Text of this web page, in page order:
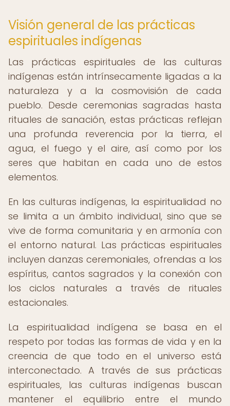
Visión general de las prácticas
espirituales indígenas
Las prácticas espirituales de las culturas
indígenas están intrínsecamente ligadas a la
naturaleza y a la cosmovisión de cada
pueblo. Desde ceremonias sagradas hasta
rituales de sanación, estas prácticas reflejan
una profunda reverencia por la tierra, el
agua, el fuego y el aire, así como por los
seres que habitan en cada uno de estos
elementos.
En las culturas indígenas, la espiritualidad no
se limita a un ámbito individual, sino que se
vive de forma comunitaria y en armonía con
el entorno natural. Las prácticas espirituales
incluyen danzas ceremoniales, ofrendas a los
espíritus, cantos sagrados y la conexión con
los ciclos naturales a través de rituales
estacionales.
La espiritualidad indígena se basa en el
respeto por todas las formas de vida y en la
creencia de que todo en el universo está
interconectado. A través de sus prácticas
espirituales, las culturas indígenas buscan
mantener el equilibrio entre el mundo